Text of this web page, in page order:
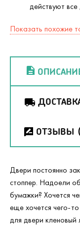
действуют все
Показать похожие
ОТЗЫВЫ
Двери постоянно
стоппер. Надоели
бумажки? Хочется
еще хочется чего-
для двери кленовый